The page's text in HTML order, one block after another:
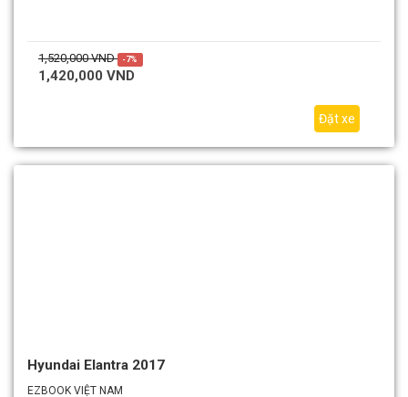
1,520,000 VND -7%
1,420,000 VND
Đặt xe
Hyundai Elantra 2017
EZBOOK VIỆT NAM